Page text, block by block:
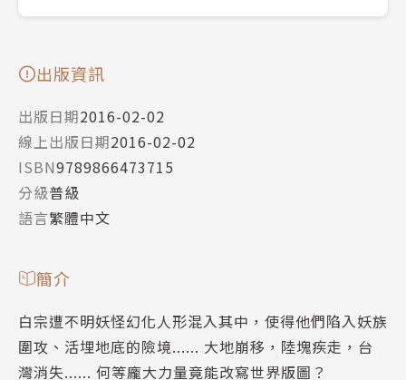
出版資訊
出版日期2016-02-02
線上出版日期2016-02-02
ISBN9789866473715
分級普級
語言繁體中文
簡介
白宗遭不明妖怪幻化人形混入其中，使得他們陷入妖族
圍攻、活埋地底的險境...... 大地崩移，陸塊疾走，台
灣消失...... 何等龐大力量竟能改寫世界版圖？